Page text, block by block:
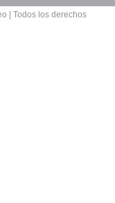
| Todos los derechos